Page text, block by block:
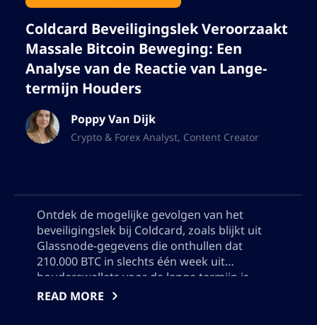
Coldcard Beveiligingslek Veroorzaakt
Massale Bitcoin Beweging: Een
Analyse van de Reactie van Lange-
termijn Houders
Poppy Van Dijk
Crypto & Forex Analyst, Content Creator
Ontdek de mogelijke gevolgen van het
beveiligingslek bij Coldcard, zoals blijkt uit
Glassnode-gegevens die onthullen dat
210.000 BTC in slechts één week uit
houderswallets voor de lange termijn is
verplaatst. Leer over het belang van deze
READ MORE